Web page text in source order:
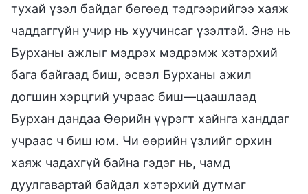
тухай үзэл байдаг бөгөөд тэдгээрийгээ хаяж
чаддаггүйн учир нь хуучинсаг үзэлтэй. Энэ нь
Бурханы ажлыг мэдрэх мэдрэмж хэтэрхий
бага байгаад биш, эсвэл Бурханы ажил
догшин хэрцгий учраас биш—цаашлаад
Бурхан дандаа Өөрийн үүрэгт хайнга ханддаг
учраас ч биш юм. Чи өөрийн үзлийг орхин
хаяж чадахгүй байна гэдэг нь, чамд
дуулгавартай байдал хэтэрхий дутмаг